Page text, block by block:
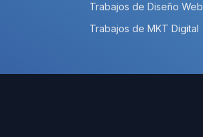
Trabajos de Diseño Web
Trabajos de MKT Digital